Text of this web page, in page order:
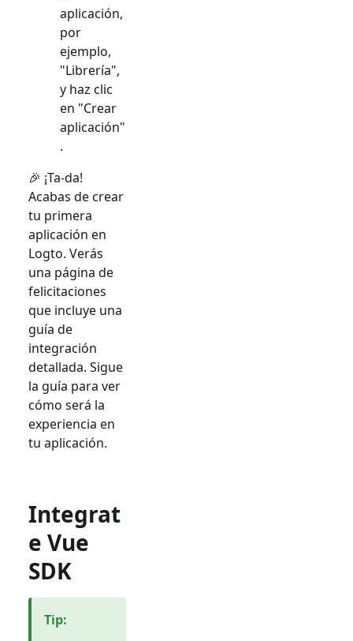
aplicación,
por
ejemplo,
"Librería",
y haz clic
en "Crear
aplicación"
.
🎉 ¡Ta-da!
Acabas de crear
tu primera
aplicación en
Logto. Verás
una página de
felicitaciones
que incluye una
guía de
integración
detallada. Sigue
la guía para ver
cómo será la
experiencia en
tu aplicación.
Integrat
e Vue
SDK
Tip: